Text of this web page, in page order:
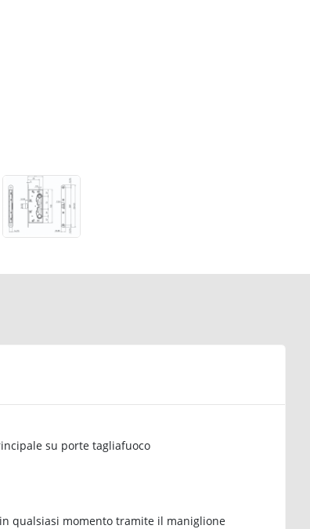
su porte tagliafuoco
qualsiasi momento tramite il maniglione